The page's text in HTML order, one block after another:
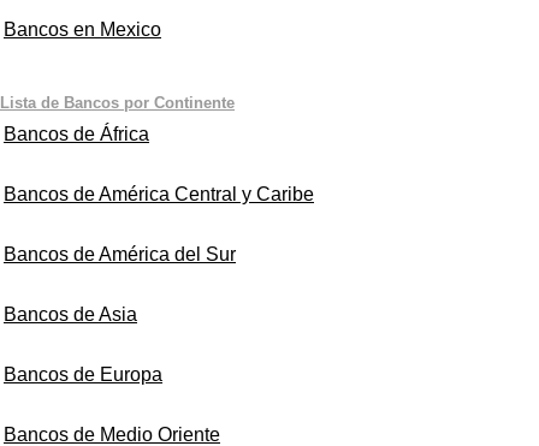
Bancos en Mexico
Lista de Bancos por Continente
Bancos de África
Bancos de América Central y Caribe
Bancos de América del Sur
Bancos de Asia
Bancos de Europa
Bancos de Medio Oriente